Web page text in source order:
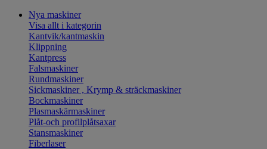
Nya maskiner
Visa allt i kategorin
Kantvik/kantmaskin
Klippning
Kantpress
Falsmaskiner
Rundmaskiner
Sickmaskiner , Krymp & sträckmaskiner
Bockmaskiner
Plasmaskärmaskiner
Plåt-och profilplåtsaxar
Stansmaskiner
Fiberlaser